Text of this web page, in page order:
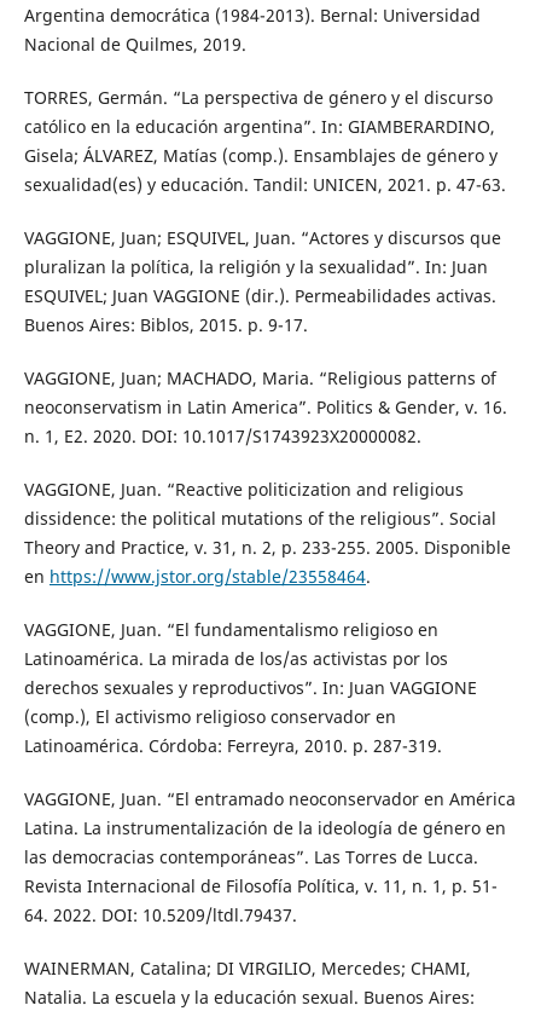
Argentina democrática (1984-2013). Bernal: Universidad
Nacional de Quilmes, 2019.
TORRES, Germán. “La perspectiva de género y el discurso
católico en la educación argentina”. In: GIAMBERARDINO,
Gisela; ÁLVAREZ, Matías (comp.). Ensamblajes de género y
sexualidad(es) y educación. Tandil: UNICEN, 2021. p. 47-63.
VAGGIONE, Juan; ESQUIVEL, Juan. “Actores y discursos que
pluralizan la política, la religión y la sexualidad”. In: Juan
ESQUIVEL; Juan VAGGIONE (dir.). Permeabilidades activas.
Buenos Aires: Biblos, 2015. p. 9-17.
VAGGIONE, Juan; MACHADO, Maria. “Religious patterns of
neoconservatism in Latin America”. Politics & Gender, v. 16.
n. 1, E2. 2020. DOI: 10.1017/S1743923X20000082.
VAGGIONE, Juan. “Reactive politicization and religious
dissidence: the political mutations of the religious”. Social
Theory and Practice, v. 31, n. 2, p. 233-255. 2005. Disponible
en https://www.jstor.org/stable/23558464.
VAGGIONE, Juan. “El fundamentalismo religioso en
Latinoamérica. La mirada de los/as activistas por los
derechos sexuales y reproductivos”. In: Juan VAGGIONE
(comp.), El activismo religioso conservador en
Latinoamérica. Córdoba: Ferreyra, 2010. p. 287-319.
VAGGIONE, Juan. “El entramado neoconservador en América
Latina. La instrumentalización de la ideología de género en
las democracias contemporáneas”. Las Torres de Lucca.
Revista Internacional de Filosofía Política, v. 11, n. 1, p. 51-
64. 2022. DOI: 10.5209/ltdl.79437.
WAINERMAN, Catalina; DI VIRGILIO, Mercedes; CHAMI,
Natalia. La escuela y la educación sexual. Buenos Aires: